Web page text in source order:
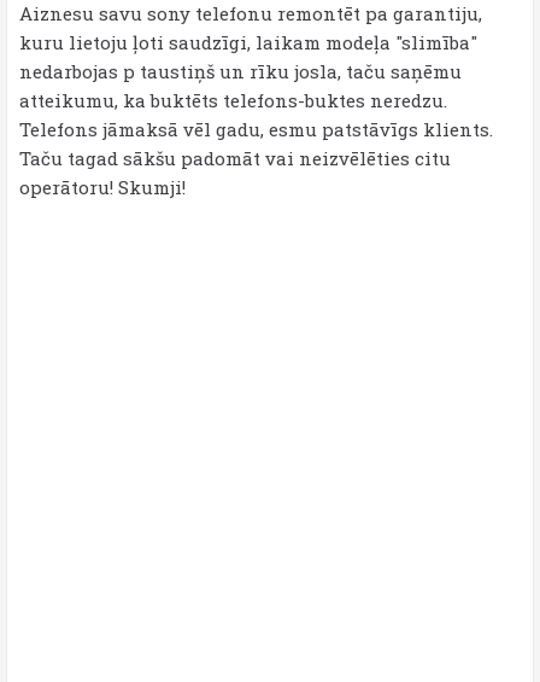
Aiznesu savu sony telefonu remontēt pa garantiju,
kuru lietoju ļoti saudzīgi, laikam modeļa "slimība"
nedarbojas p taustiņš un rīku josla, taču saņēmu
atteikumu, ka buktēts telefons-buktes neredzu.
Telefons jāmaksā vēl gadu, esmu patstāvīgs klients.
Taču tagad sākšu padomāt vai neizvēlēties citu
operātoru! Skumji!